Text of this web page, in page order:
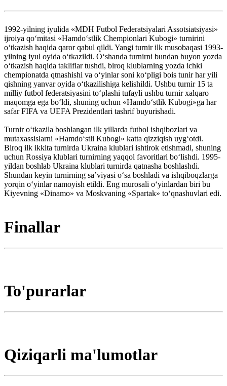
1992-yilning iyulida «MDH Futbol Federatsiyalari Assotsiatsiyasi»
ijroiya qoʻmitasi «Hamdoʻstlik Chempionlari Kubogi» turnirini
oʻtkazish haqida qaror qabul qildi. Yangi turnir ilk musobaqasi 1993-
yilning iyul oyida oʻtkazildi. Oʻshanda turnirni bundan buyon yozda
oʻtkazish haqida takliflar tushdi, biroq klublarning yozda ichki
chempionatda qtnashishi va oʻyinlar soni koʻpligi bois tunir har yili
qishning yanvar oyida oʻtkazilishiga kelishildi. Ushbu turnir 15 ta
milliy futbol federatsiyasini toʻplashi tufayli ushbu turnir xalqaro
maqomga ega boʻldi, shuning uchun «Hamdoʻstlik Kubogi»ga har
safar FIFA va UEFA Prezidentlari tashrif buyurishadi.
Turnir oʻtkazila boshlangan ilk yillarda futbol ishqibozlari va
mutaxassislarni «Hamdoʻstli Kubogi» katta qizziqish uygʻotdi.
Biroq ilk ikkita turnirda Ukraina klublari ishtirok etishmadi, shuning
uchun Rossiya klublari turnirning yaqqol favoritlari boʻlishdi. 1995-
yildan boshlab Ukraina klublari turnirda qatnasha boshlashdi.
Shundan keyin turnirning saʼviyasi oʻsa boshladi va ishqiboqzlarga
yorqin oʻyinlar namoyish etildi. Eng murosali oʻyinlardan biri bu
Kiyevning «Dinamo» va Moskvaning «Spartak» toʻqnashuvlari edi.
Finallar
To'purarlar
Qiziqarli ma'lumotlar